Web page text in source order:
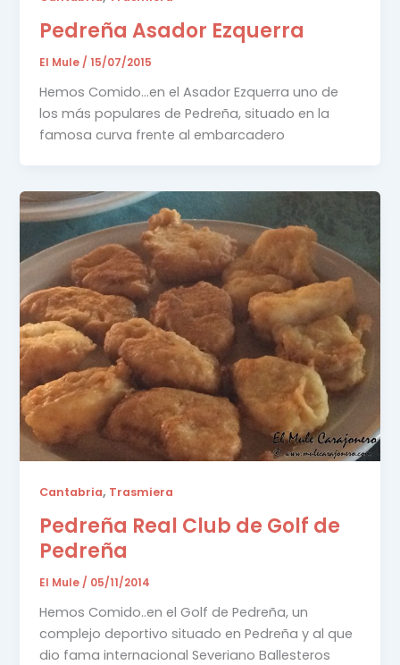
Pedreña Asador Ezquerra
El Mule /15/07/2015
Hemos Comido…en el Asador Ezquerra uno de
los más populares de Pedreña, situado en la
famosa curva frente al embarcadero
Cantabria, Trasmiera
Pedreña Real Club de Golf de
Pedreña
El Mule / 05/11/2014
Hemos Comido..en el Golf de Pedreña, un
complejo deportivo situado en Pedreña y al que
dio fama internacional Severiano Ballesteros